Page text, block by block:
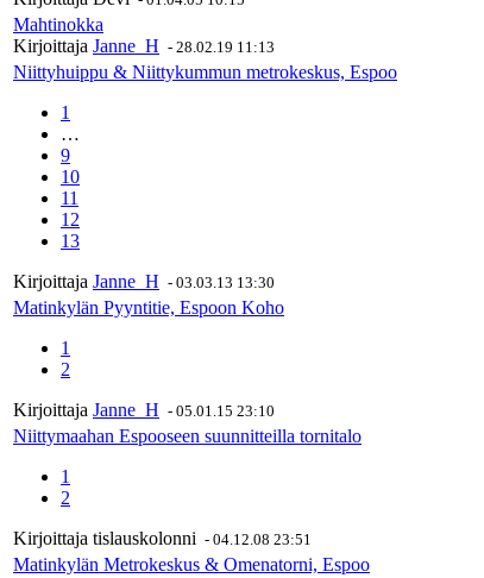
Mahtinokka
Kirjoittaja Janne_H - 28.02.19 11:13
Niittyhuippu & Niittykummun metrokeskus, Espoo
1
…
9
10
11
12
13
Kirjoittaja Janne_H - 03.03.13 13:30
Matinkylän Pyyntitie, Espoon Koho
1
2
Kirjoittaja Janne_H - 05.01.15 23:10
Niittymaahan Espooseen suunnitteilla tornitalo
1
2
Kirjoittaja tislauskolonni - 04.12.08 23:51
Matinkylän Metrokeskus & Omenatorni, Espoo